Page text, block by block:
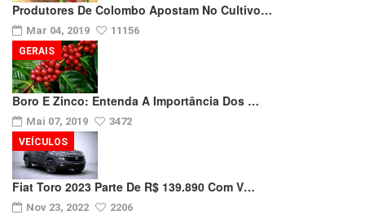
Produtores De Colombo Apostam No Cultivo…
Mar 04, 2019 11156
Boro E Zinco: Entenda A Importância Dos …
Mai 07, 2019 3472
GERAIS
Fiat Toro 2023 Parte De R$ 139.890 Com V…
Nov 23, 2022 2206
VEÍCULOS